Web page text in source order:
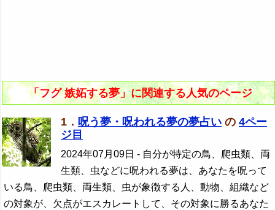
「フグ 嫉妬する夢」に関連する人気のページ
1． 呪う夢・呪われる夢の夢占い の 4ペー
ジ目
2024年07月09日 - 自分が特定の鳥、爬虫類、両
生類、虫などに呪われる夢は、あなたを呪って
いる鳥、爬虫類、両生類、虫が象徴する人、動物、組織など
の対象が、欠点がエスカレートして、その対象に勝るあなた